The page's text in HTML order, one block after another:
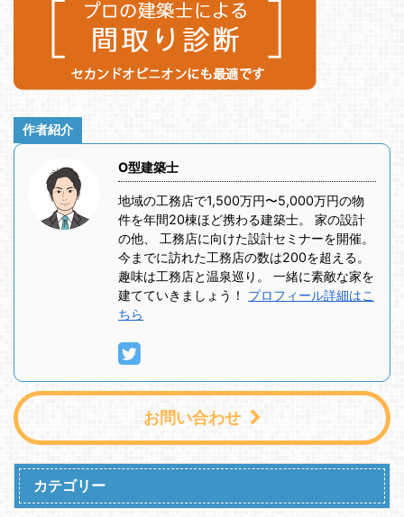
作者紹介
O型建築士
地域の工務店で1,500万円〜5,000万円の物
件を年間20棟ほど携わる建築士。 家の設計
の他、 工務店に向けた設計セミナーを開催。
今までに訪れた工務店の数は200を超える。
趣味は工務店と温泉巡り。 一緒に素敵な家を
建てていきましょう！ プロフィール詳細はこ
ちら
お問い合わせ
カテゴリー